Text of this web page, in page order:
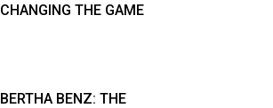
CHANGING THE GAME
BERTHA BENZ: THE